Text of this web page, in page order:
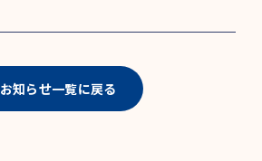
お知らせ一覧に戻る